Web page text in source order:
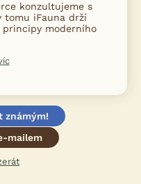
konzultujeme s
tomu iFauna drží
moderního
známým!
mailem